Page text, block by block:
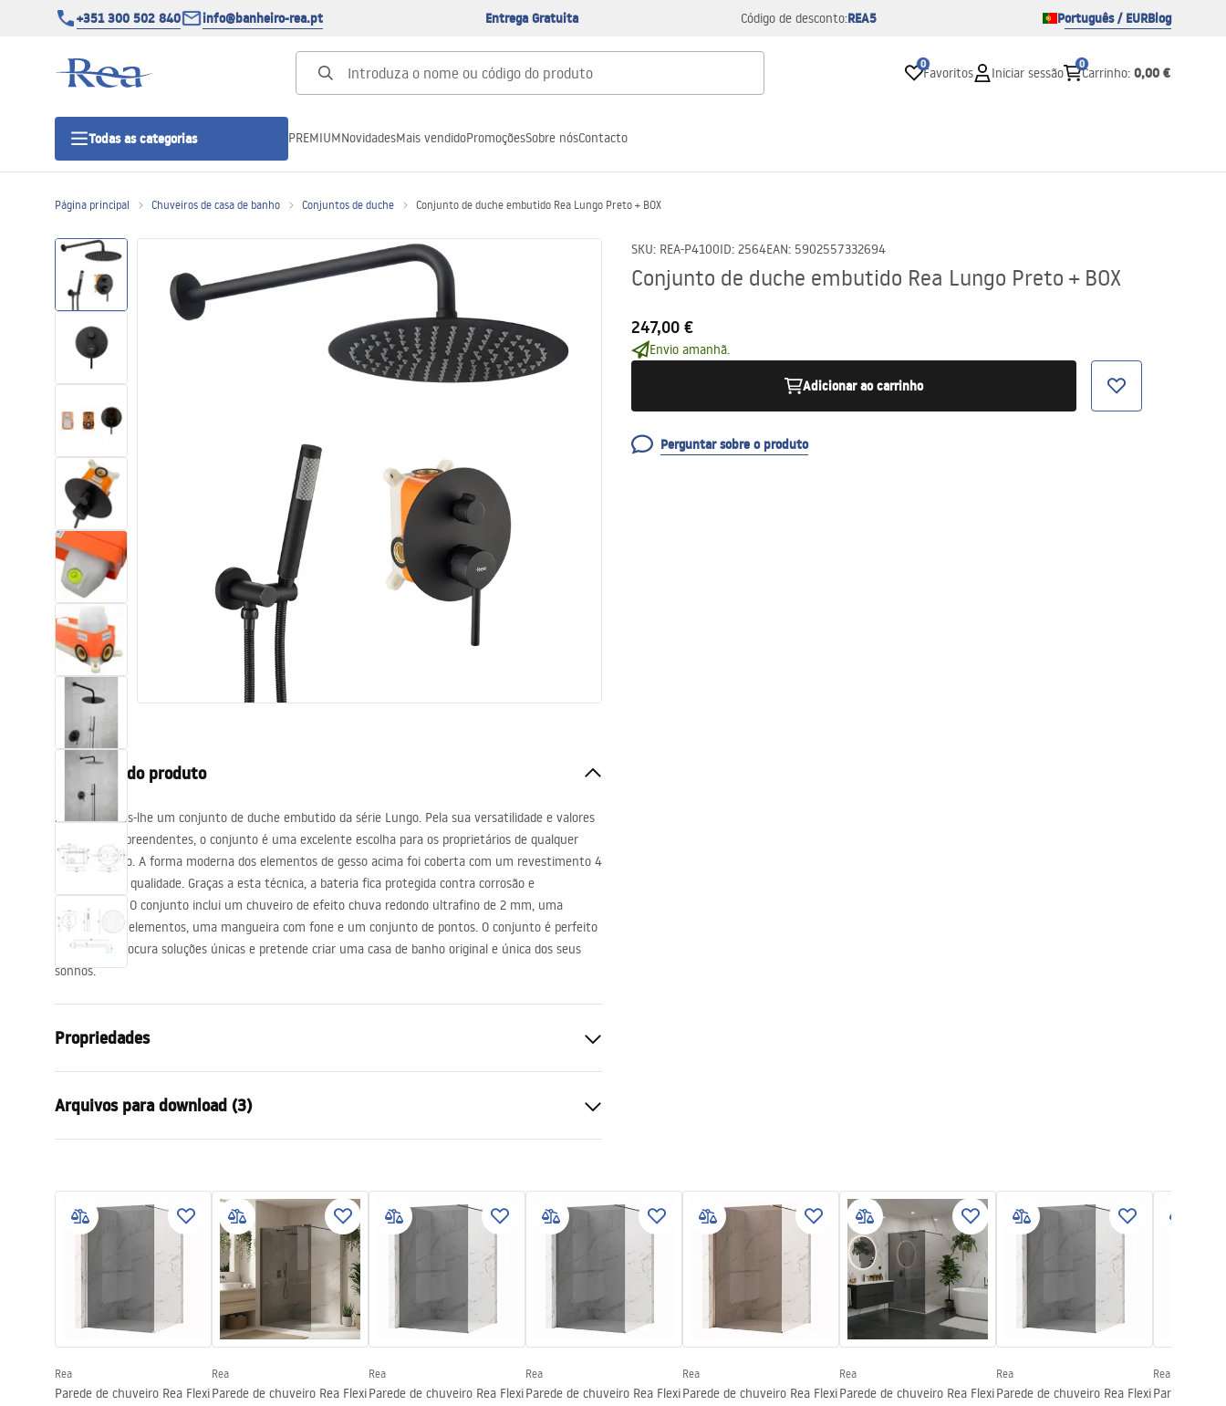
+351 300 502 840 info@banheiro-rea.pt Entrega Gratuita Código de desconto:REA5 Português / EURBlog
0
Favoritos Iniciar sessão
0
Carrinho: 0,00 €
Todas as categorias
outras
Portas de duche
Bases de duche de casa de banho
Sanitas, lavatórios
Lava-louças e lavatórios de casa
de banho
Cabinas de duche de casa de
banho
Misturadores de casa de banho
Chuveiros de casa de banho
Cozinha
Acessórios de casa de banho,
acessórios de casa de banho
PREMIUMNovidadesMais vendidoPromoçõesSobre nósContacto
Página principal Chuveiros de casa de banho Conjuntos de duche Conjunto de duche embutido Rea Lungo Preto + BOX
SKU: REA-P4100ID: 2564EAN: 5902557332694
Conjunto de duche embutido Rea Lungo Preto + BOX
247,00 €
Envio amanhã.
Adicionar ao carrinho
Perguntar sobre o produto
Descrição do produto
Apresentamos-lhe um conjunto de duche embutido da série Lungo. Pela sua versatilidade e valores
estéticos surpreendentes, o conjunto é uma excelente escolha para os proprietários de qualquer
casa de banho. A forma moderna dos elementos de gesso acima foi coberta com um revestimento 4
vezes de alta qualidade. Graças a esta técnica, a bateria fica protegida contra corrosão e
descoloração. O conjunto inclui um chuveiro de efeito chuva redondo ultrafino de 2 mm, uma
torneira com elementos, uma mangueira com fone e um conjunto de pontos. O conjunto é perfeito
para quem procura soluções únicas e pretende criar uma casa de banho original e única dos seus
sonhos.
Propriedades
Materiais
Tipo de Bateria
Monocomando
Ajuste de altura
Sim
Saída para banheira
Não
Regulação de pressão
Sim
Sim
Technologia powłoki
Electroplating
Garantia
24 meses
Arquivos para download (3)
Safety_Information_Shower_set.p
df
Warranty_Terms_and_Conditions_
Faucets_-_5.pdf
Instruções de montagem
Rea
Parede de chuveiro Rea Flexi
Rea
Parede de chuveiro Rea Flexi
Rea
Parede de chuveiro Rea Flexi
Rea
Parede de chuveiro Rea Flexi
Rea
Parede de chuveiro Rea Flexi
Rea
Parede de chuveiro Rea Flexi
Rea
Parede de chuveiro Rea Flexi
Rea
Parede de